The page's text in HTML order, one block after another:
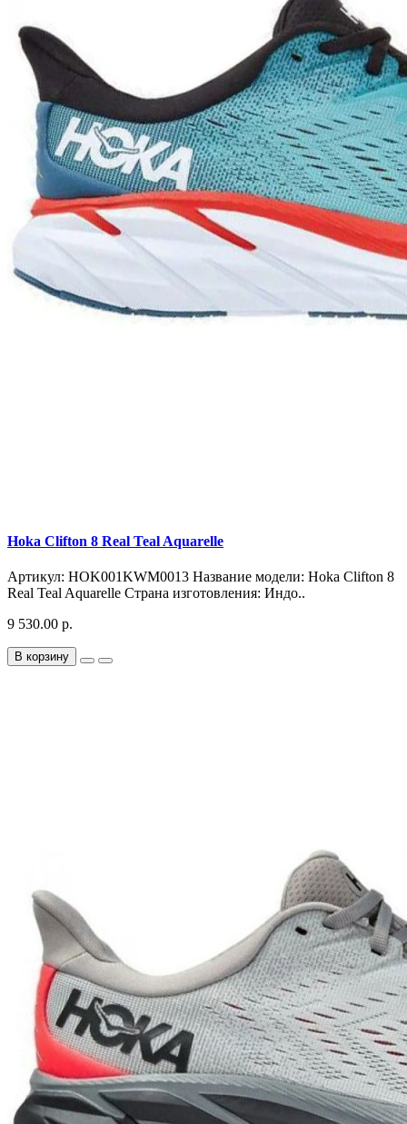
Hoka Clifton 8 Real Teal Aquarelle
Артикул: HOK001KWM0013 Название модели: Hoka Clifton 8
Real Teal Aquarelle Страна изготовления: Индо..
9 530.00 р.
В корзину